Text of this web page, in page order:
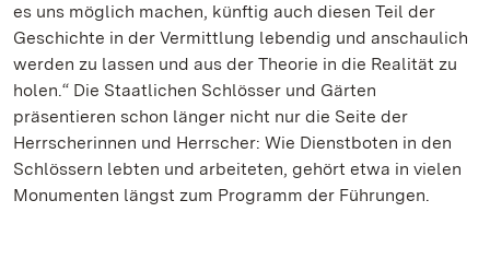
es uns möglich machen, künftig auch diesen Teil der
Geschichte in der Vermittlung lebendig und anschaulich
werden zu lassen und aus der Theorie in die Realität zu
holen.“ Die Staatlichen Schlösser und Gärten
präsentieren schon länger nicht nur die Seite der
Herrscherinnen und Herrscher: Wie Dienstboten in den
Schlössern lebten und arbeiteten, gehört etwa in vielen
Monumenten längst zum Programm der Führungen.